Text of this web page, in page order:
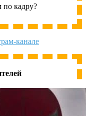
по кадру?
канале